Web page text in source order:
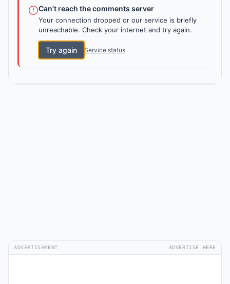
Can't reach the comments server
Your connection dropped or our service is briefly
unreachable. Check your internet and try again.
Try again Service status
ADVERTISEMENT ADVERTISE HERE